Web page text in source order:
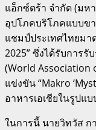
แอ็กซ์ตร้า จำกัด (มห
อุปโภคบริโภคแบบข
แชมป์ประเทศไทยมา
2025” ซึ่งได้รับการ
(World Association
แข่งขัน “Makro
อาหารเอเชียในรูปแ
ในการนี้ นายวิทวัส